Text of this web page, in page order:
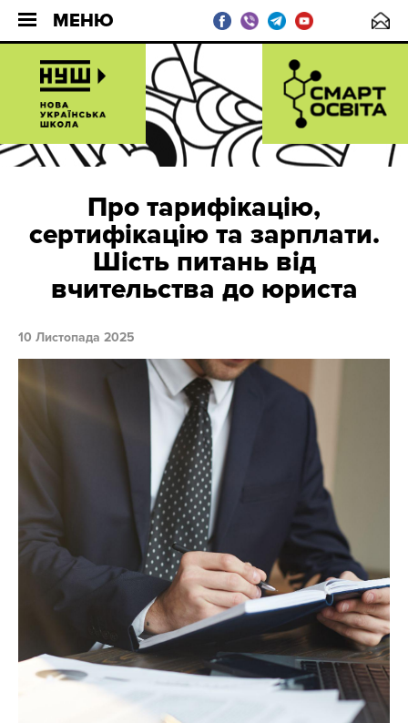
МЕНЮ
Про тарифікацію,
сертифікацію та зарплати.
Шість питань від
вчительства до юриста
10 Листопада 2025